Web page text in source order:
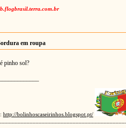
em roupa
pinho sol?
http://bolinhoscaseirinhos.blogspot.pt/